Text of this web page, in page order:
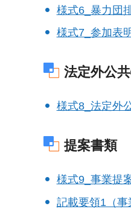
様式6_暴力団
様式7_参加表
法定外公
様式8_法定外
提案書類
様式9_事業提
記載要領1（事